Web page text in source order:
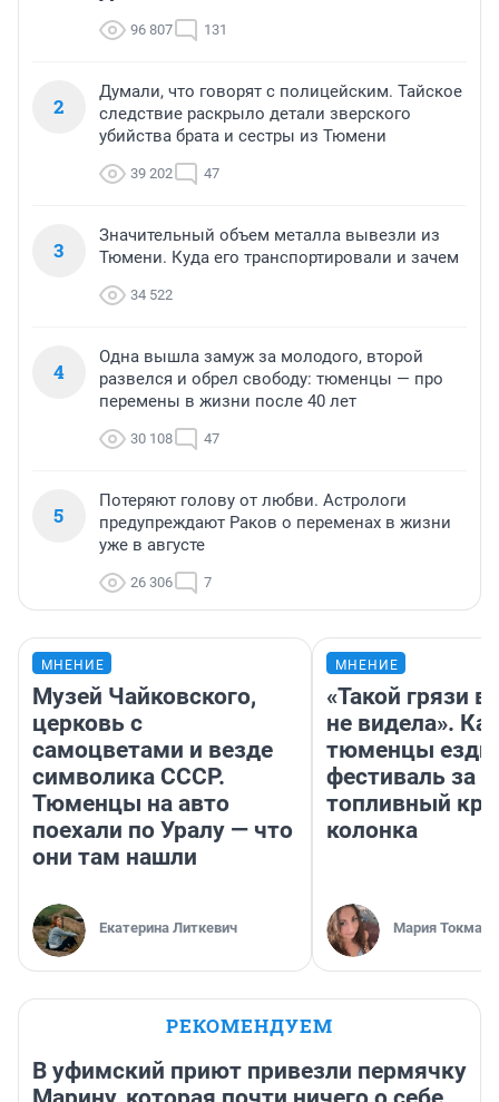
96 807 131
2
Думали, что говорят с полицейским. Тайское
следствие раскрыло детали зверского
убийства брата и сестры из Тюмени
39 202 47
3
Значительный объем металла вывезли из
Тюмени. Куда его транспортировали и зачем
34 522
4
Одна вышла замуж за молодого, второй
развелся и обрел свободу: тюменцы — про
перемены в жизни после 40 лет
30 108 47
5
Потеряют голову от любви. Астрологи
предупреждают Раков о переменах в жизни
уже в августе
26 306 7
МНЕНИЕ
Музей Чайковского,
церковь с
самоцветами и везде
символика СССР.
Тюменцы на авто
поехали по Уралу — что
они там нашли
Екатерина Литкевич
МНЕНИЕ
«Такой грязи
не видела».
тюменцы
фестиваль за
топливный
колонка
Мария
РЕКОМЕНДУЕМ
В уфимский приют привезли пермячку